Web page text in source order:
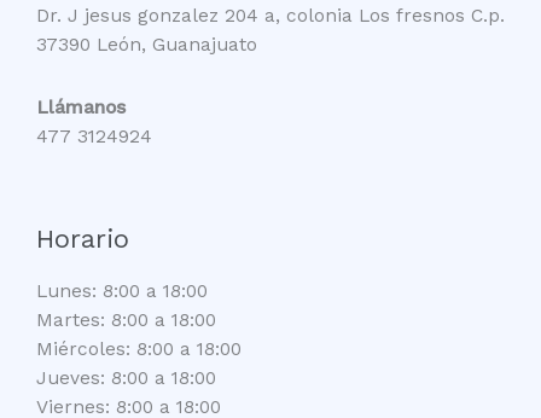
Dr. J jesus gonzalez 204 a, colonia Los fresnos C.p.
37390 León, Guanajuato
Llámanos
477 3124924
Horario
Lunes: 8:00 a 18:00
Martes: 8:00 a 18:00
Miércoles: 8:00 a 18:00
Jueves: 8:00 a 18:00
Viernes: 8:00 a 18:00